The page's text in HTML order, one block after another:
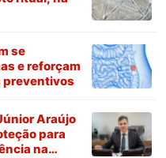
se
e reforçam
preventivos
Araújo
para
na